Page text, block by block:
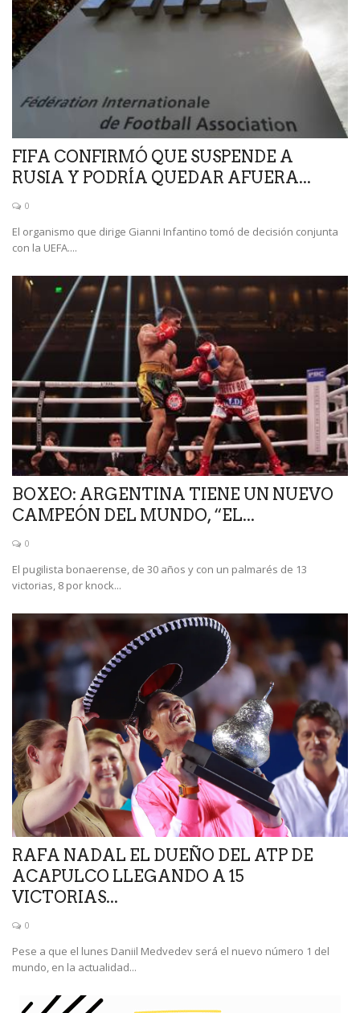
FIFA CONFIRMÓ QUE SUSPENDE A
RUSIA Y PODRÍA QUEDAR AFUERA...
0
El organismo que dirige Gianni Infantino tomó de decisión conjunta
con la UEFA....
BOXEO: ARGENTINA TIENE UN NUEVO
CAMPEÓN DEL MUNDO, “EL...
0
El pugilista bonaerense, de 30 años y con un palmarés de 13
victorias, 8 por knock...
RAFA NADAL EL DUEÑO DEL ATP DE
ACAPULCO LLEGANDO A 15
VICTORIAS...
0
Pese a que el lunes Daniil Medvedev será el nuevo número 1 del
mundo, en la actualidad...